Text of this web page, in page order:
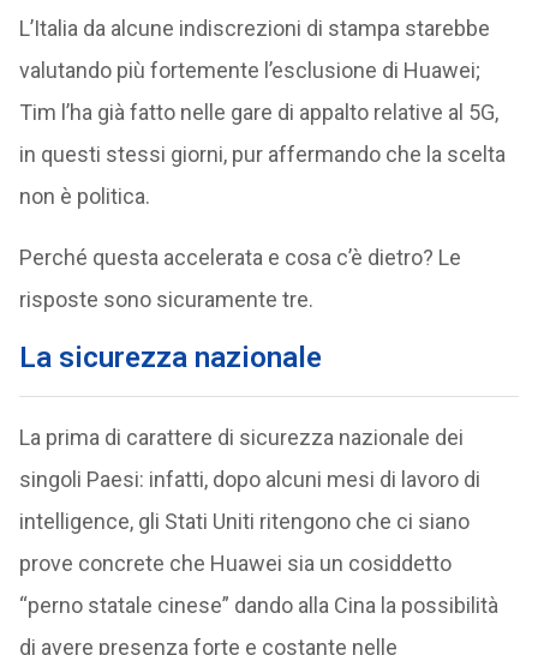
L’Italia da alcune indiscrezioni di stampa starebbe
valutando più fortemente l’esclusione di Huawei;
Tim l’ha già fatto nelle gare di appalto relative al 5G,
in questi stessi giorni, pur affermando che la scelta
non è politica.
Perché questa accelerata e cosa c’è dietro? Le
risposte sono sicuramente tre.
La sicurezza nazionale
La prima di carattere di sicurezza nazionale dei
singoli Paesi: infatti, dopo alcuni mesi di lavoro di
intelligence, gli Stati Uniti ritengono che ci siano
prove concrete che Huawei sia un cosiddetto
“perno statale cinese” dando alla Cina la possibilità
di avere presenza forte e costante nelle